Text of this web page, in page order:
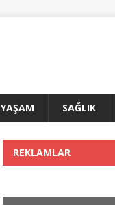
YAŞAM SAĞLIK
REKLAMLAR